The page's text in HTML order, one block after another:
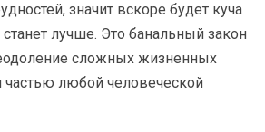
значит вскоре будет куча
лучше. Это банальный закон
сложных жизненных
частью любой человеческой